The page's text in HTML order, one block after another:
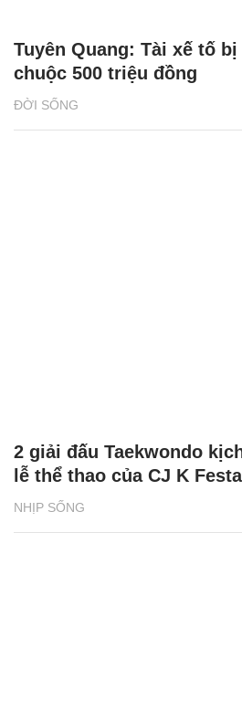
ĐỜI SỐNG
Tuyên Quang: Tài xế tố
chuộc 500 triệu đồng
NHỊP SỐNG
2 giải đấu Taekwondo
lễ thể thao của CJ K